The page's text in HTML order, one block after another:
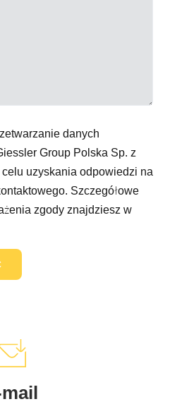
danych
Group Polska Sp. z
uzyskania odpowiedzi na
Szczegółowe
zgody znajdziesz w